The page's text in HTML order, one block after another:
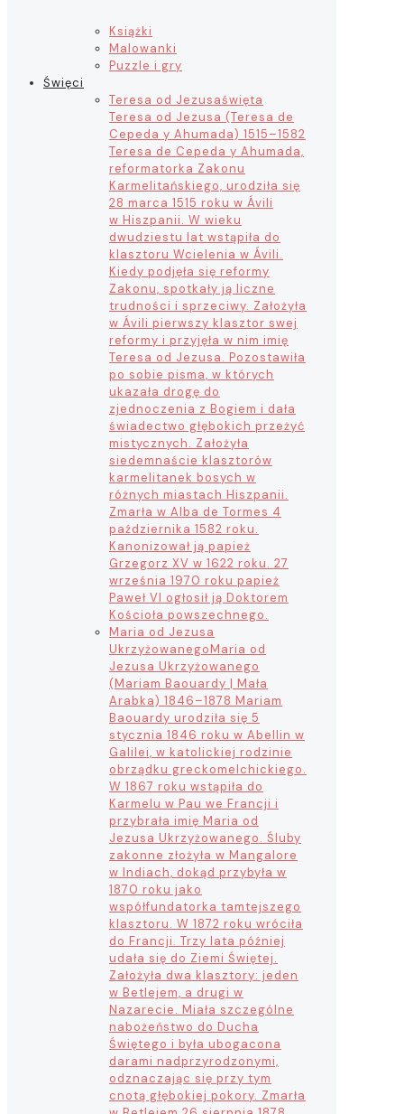
Książki
Malowanki
Puzzle i gry
Święci
Teresa od Jezusaświęta
Teresa od Jezusa (Teresa de
Cepeda y Ahumada) 1515–1582
Teresa de Cepeda y Ahumada,
reformatorka Zakonu
Karmelitańskiego, urodziła się
28 marca 1515 roku w Ávili
w Hiszpanii. W wieku
dwudziestu lat wstąpiła do
klasztoru Wcielenia w Ávili.
Kiedy podjęła się reformy
Zakonu, spotkały ją liczne
trudności i sprzeciwy. Założyła
w Ávili pierwszy klasztor swej
reformy i przyjęła w nim imię
Teresa od Jezusa. Pozostawiła
po sobie pisma, w których
ukazała drogę do
zjednoczenia z Bogiem i dała
świadectwo głębokich przeżyć
mistycznych. Założyła
siedemnaście klasztorów
karmelitanek bosych w
różnych miastach Hiszpanii.
Zmarła w Alba de Tormes 4
października 1582 roku.
Kanonizował ją papież
Grzegorz XV w 1622 roku. 27
września 1970 roku papież
Paweł VI ogłosił ją Doktorem
Kościoła powszechnego.
Maria od Jezusa
UkrzyżowanegoMaria od
Jezusa Ukrzyżowanego
(Mariam Baouardy | Mała
Arabka) 1846–1878 Mariam
Baouardy urodziła się 5
stycznia 1846 roku w Abellin w
Galilei, w katolickiej rodzinie
obrządku greckomelchickiego.
W 1867 roku wstąpiła do
Karmelu w Pau we Francji i
przybrała imię Maria od
Jezusa Ukrzyżowanego. Śluby
zakonne złożyła w Mangalore
w Indiach, dokąd przybyła w
1870 roku jako
współfundatorka tamtejszego
klasztoru. W 1872 roku wróciła
do Francji. Trzy lata później
udała się do Ziemi Świętej.
Założyła dwa klasztory: jeden
w Betlejem, a drugi w
Nazarecie. Miała szczególne
nabożeństwo do Ducha
Świętego i była ubogacona
darami nadprzyrodzonymi,
odznaczając się przy tym
cnotą głębokiej pokory. Zmarła